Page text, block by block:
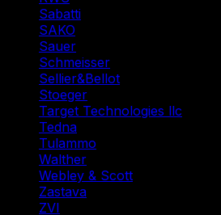
Sabatti
SAKO
Sauer
Schmeisser
Sellier&Bellot
Stoeger
Target Technologies llc
Tedna
Tulammo
Walther
Webley & Scott
Zastava
ZVI